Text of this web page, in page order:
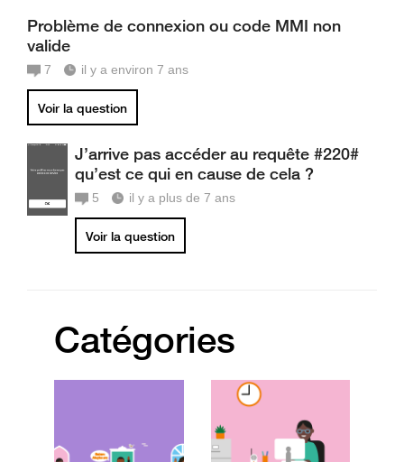
Problème de connexion ou code MMI non
valide
7 il y a environ 7 ans
Voir la question
J’arrive pas accéder au requête #220#
qu’est ce qui en cause de cela ?
5 il y a plus de 7 ans
Voir la question
Catégories